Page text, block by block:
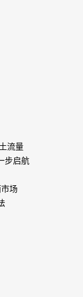
流量
步启航
场